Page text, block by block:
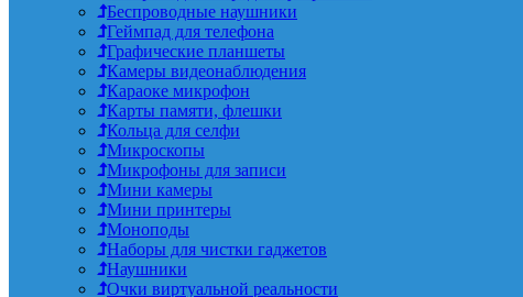
Беспроводные наушники
Геймпад для телефона
Графические планшеты
Камеры видеонаблюдения
Караоке микрофон
Карты памяти, флешки
Кольца для селфи
Микроскопы
Микрофоны для записи
Мини камеры
Мини принтеры
Моноподы
Наборы для чистки гаджетов
Наушники
Очки виртуальной реальности